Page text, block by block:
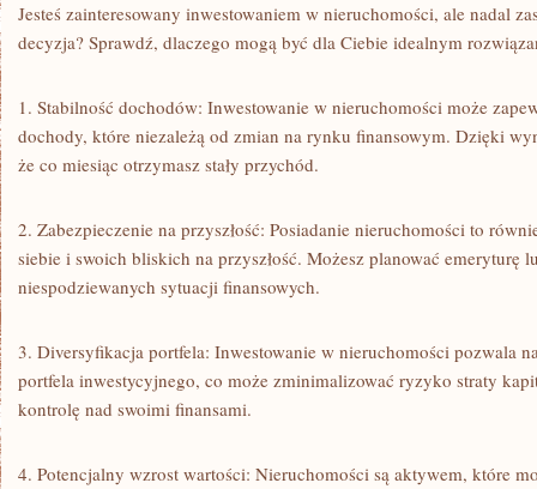
Jesteś ‌zainteresowany⁤ inwestowaniem w⁢ nieruchomości, ale nadal
decyzja? Sprawdź, dlaczego mogą być dla Ciebie‍ idealnym
1. Stabilność dochodów: Inwestowanie​ w nieruchomości‍ może
dochody,⁤ które​ niezależą od⁤ zmian na ​rynku finansowym. Dzięki
że co miesiąc otrzymasz stały przychód.
2. ⁢Zabezpieczenie na przyszłość: Posiadanie nieruchomości to
siebie i ‌swoich bliskich na przyszłość. Możesz planować⁣ emeryturę
niespodziewanych⁤ sytuacji finansowych.
3. Diversyfikacja portfela:⁣ Inwestowanie⁣ w nieruchomości pozwala
portfela inwestycyjnego, co może zminimalizować ryzyko​ straty
kontrolę nad swoimi ⁢finansami.
4.​ Potencjalny‍ wzrost wartości: Nieruchomości ​są aktywem, które